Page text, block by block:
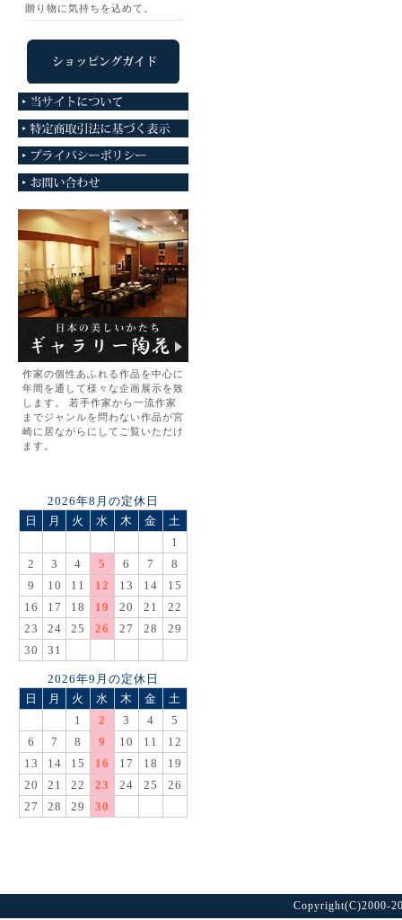
贈り物に気持ちを込めて。
作家の個性あふれる作品を中心に
年間を通して様々な企画展示を致
します。 若手作家から一流作家
までジャンルを問わない作品が宮
崎に居ながらにしてご覧いただけ
ます。
2026年8月の定休日
日
月 火 水 木 金
土
1
2
3 4 5 6 7
8
9
10 11 12 13 14
15
16
17 18 19 20 21
22
23
24 25 26 27 28
29
30
31
2026年9月の定休日
日
月 火 水 木 金
土
1
2 3 4
5
6
7 8 9 10 11
12
13
14 15 16 17 18
19
20
21 22 23 24 25
26
27
28 29 30
Copyright(C)2000-